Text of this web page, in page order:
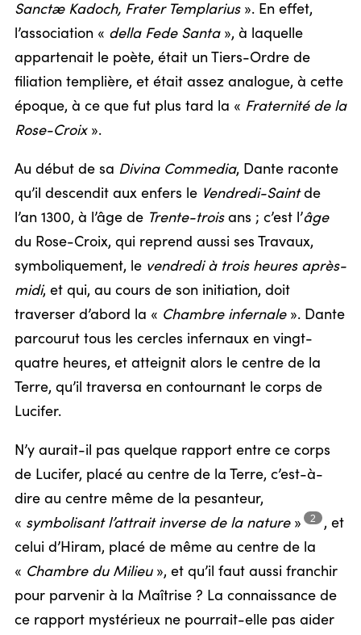
Sanctæ Kadoch, Frater Templarius». En effet,
l’association « della Fede Santa», à laquelle
appartenait le poète, était un Tiers-Ordre de
filiation templière, et était assez analogue, à cette
époque, à ce que fut plus tard la « Fraternité de la
Rose-Croix».
Au début de sa Divina Commedia, Dante raconte
qu’il descendit aux enfers le Vendredi-Saintde
l’an 1300, à l’âge de Trente-troisans ; c’est l’âge
du Rose-Croix, qui reprend aussi ses Travaux,
symboliquement, le vendredi à trois heures après-
midi, et qui, au cours de son initiation, doit
traverser d’abord la « Chambre infernale». Dante
parcourut tous les cercles infernaux en vingt-
quatre heures, et atteignit alors le centre de la
Terre, qu’il traversa en contournant le corps de
Lucifer.
N’y aurait-il pas quelque rapport entre ce corps
de Lucifer, placé au centre de la Terre, c’est-à-
dire au centre même de la pesanteur,
« symbolisant l’attrait inverse de la nature» 2
, et
celui d’Hiram, placé de même au centre de la
« Chambre du Milieu», et qu’il faut aussi franchir
pour parvenir à la Maîtrise ? La connaissance de
ce rapport mystérieux ne pourrait-elle pas aider